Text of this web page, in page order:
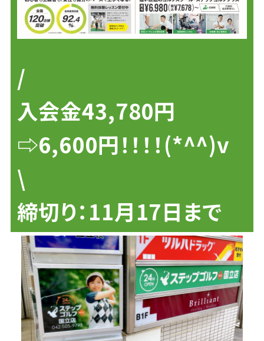
/
入会金43,780円
⇨6,600円！！！！(*^^)v
\
締切り：11月17日まで